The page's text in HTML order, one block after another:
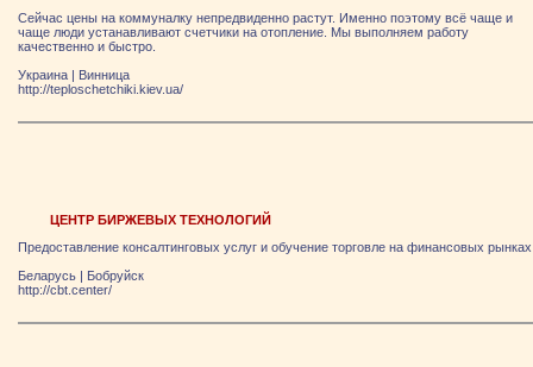
Сейчас цены на коммуналку непредвиденно растут. Именно поэтому всё чаще и
чаще люди устанавливают счетчики на отопление. Мы выполняем работу
качественно и быстро.
Украина | Винница
http://teploschetchiki.kiev.ua/
ЦЕНТР БИРЖЕВЫХ ТЕХНОЛОГИЙ
Предоставление консалтинговых услуг и обучение торговле на финансовых рынках
Беларусь | Бобруйск
http://cbt.center/